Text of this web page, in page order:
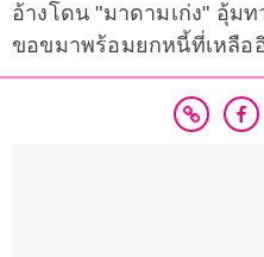
อ้างโดน "มาดามเก่ง" อุ้ม
ขอขมาพร้อมยกหนี้ที่เหลือ